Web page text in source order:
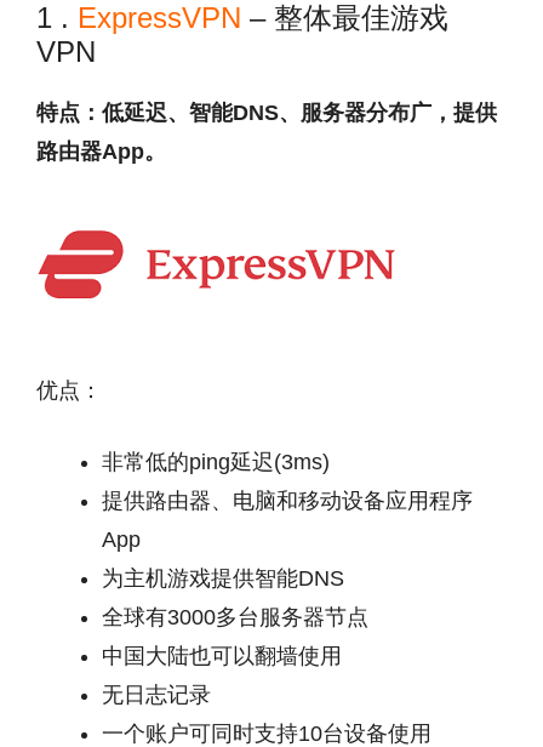
1 . ExpressVPN – 整体最佳游戏
VPN
特点：低延迟、智能DNS、服务器分布广，提供
路由器App。
优点：
非常低的ping延迟(3ms)
提供路由器、电脑和移动设备应用程序
App
为主机游戏提供智能DNS
全球有3000多台服务器节点
中国大陆也可以翻墙使用
无日志记录
一个账户可同时支持10台设备使用